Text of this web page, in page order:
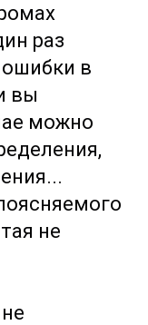
раз
ошибки в
вы
можно
не